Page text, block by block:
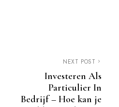
NEXT POST
Investeren Als
Particulier In
Bedrijf – Hoe kan je